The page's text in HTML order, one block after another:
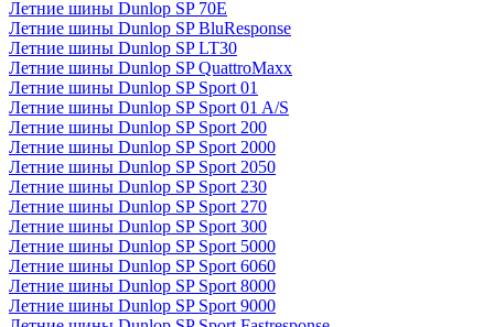
Летние шины Dunlop SP 70E
Летние шины Dunlop SP BluResponse
Летние шины Dunlop SP LT30
Летние шины Dunlop SP QuattroMaxx
Летние шины Dunlop SP Sport 01
Летние шины Dunlop SP Sport 01 A/S
Летние шины Dunlop SP Sport 200
Летние шины Dunlop SP Sport 2000
Летние шины Dunlop SP Sport 2050
Летние шины Dunlop SP Sport 230
Летние шины Dunlop SP Sport 270
Летние шины Dunlop SP Sport 300
Летние шины Dunlop SP Sport 5000
Летние шины Dunlop SP Sport 6060
Летние шины Dunlop SP Sport 8000
Летние шины Dunlop SP Sport 9000